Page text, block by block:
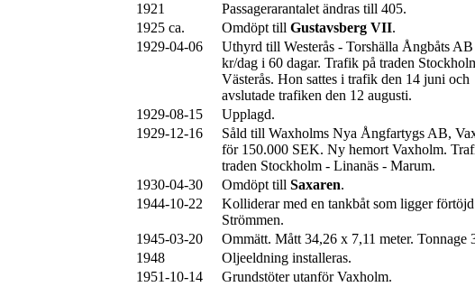
1921
Passagerarantalet ändras till 405.
1925 ca.
Omdöpt till Gustavsberg VII.
1929-04-06
Uthyrd till Westerås - Torshälla Ångbåts
kr/dag i 60 dagar. Trafik på traden
Västerås. Hon sattes i trafik den 14 juni och
avslutade trafiken den 12 augusti.
1929-08-15
Upplagd.
1929-12-16
Såld till Waxholms Nya Ångfartygs AB,
för 150.000 SEK. Ny hemort Vaxholm.
traden Stockholm - Linanäs - Marum.
1930-04-30
Omdöpt till Saxaren.
1944-10-22
Kolliderar med en tankbåt som ligger förtöjd
Strömmen.
1945-03-20
Ommätt. Mått 34,26 x 7,11 meter. Tonnage
1948
Oljeeldning installeras.
1951-10-14
Grundstöter utanför Vaxholm.